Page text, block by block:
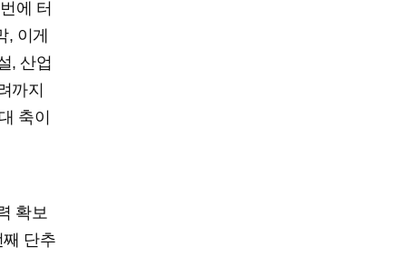
에 터
이게
, 산업
까지
축이
확보
단추